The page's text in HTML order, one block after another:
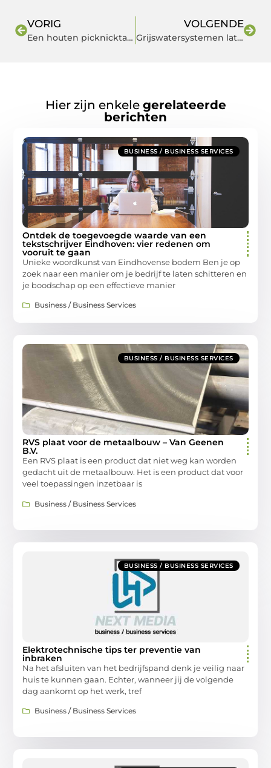
VORIG
Een houten picknicktafel voor uw park of tuin
VOLGENDE
Grijswatersystemen laten installeren
Hier zijn enkele gerelateerde
berichten
BUSINESS / BUSINESS SERVICES
Ontdek de toegevoegde waarde van een
tekstschrijver Eindhoven: vier redenen om
vooruit te gaan
Unieke woordkunst van Eindhovense bodem Ben je op
zoek naar een manier om je bedrijf te laten schitteren en
je boodschap op een effectieve manier
Business / Business Services
BUSINESS / BUSINESS SERVICES
RVS plaat voor de metaalbouw – Van Geenen
B.V.
Een RVS plaat is een product dat niet weg kan worden
gedacht uit de metaalbouw. Het is een product dat voor
veel toepassingen inzetbaar is
Business / Business Services
BUSINESS / BUSINESS SERVICES
Elektrotechnische tips ter preventie van
inbraken
Na het afsluiten van het bedrijfspand denk je veilig naar
huis te kunnen gaan. Echter, wanneer jij de volgende
dag aankomt op het werk, tref
Business / Business Services